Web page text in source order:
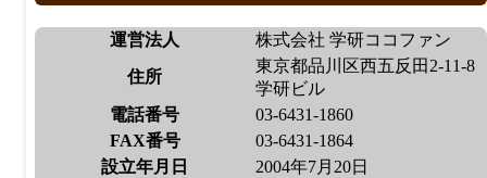
運営法人
株式会社 学研ココファン
住所
東京都品川区西五反田2-11-8
学研ビル
電話番号
03-6431-1860
FAX番号
03-6431-1864
設立年月日
2004年7月20日